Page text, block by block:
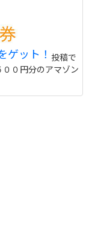
ゲット！ 投稿で
０円分のアマゾン